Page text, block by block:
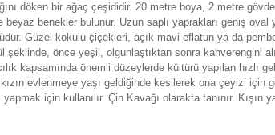
döken bir ağaç çeşididir. 20 metre boya, 2 metre
beyaz benekler bulunur. Uzun saplı yaprakları geniş oval
Güzel kokulu çiçekleri, açık mavi eflatun ya da
şeklinde, önce yeşil, olgunlaştıktan sonra kahverengini
kapsamında önemli düzeylerde kültürü yapılan hızlı
evlenmeye yaşı geldiğinde kesilerek ona çeyizi için
için kullanılır. Çin Kavağı olarakta tanınır. Kışın